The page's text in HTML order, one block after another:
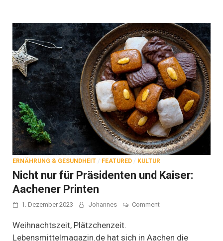
ERNÄHRUNG & GESUNDHEIT / FEATURED / KULTUR
Nicht nur für Präsidenten und Kaiser:
Aachener Printen
1. Dezember 2023 Johannes Commenton
Weihnachtszeit, Plätzchenzeit.
Lebensmittelmagazin.de hat sich in Aachen die